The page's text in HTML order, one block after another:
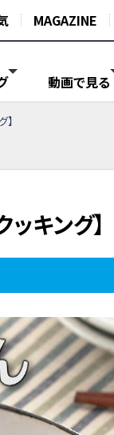
MAGAZINE
動画で見る
キング】